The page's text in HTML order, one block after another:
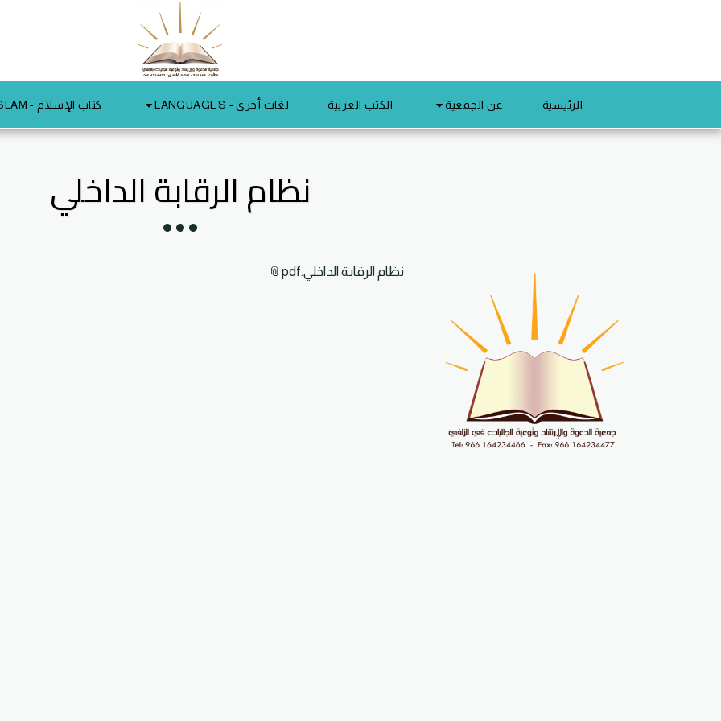
الرئيسية عن الجمعية الكتب العربية لغات أخرى - LANGUAGES كتاب الإسلام - ISLAM
نظام الرقابة الداخلي
نظام الرقابة الداخلي.pdf